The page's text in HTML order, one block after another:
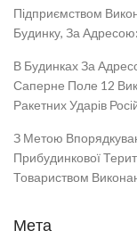
Підприємством
Будинку, За
В Будинках За
Саперне Поле 12
Ракетних Ударів
З Метою
Прибудинкової
Товариством
Мета